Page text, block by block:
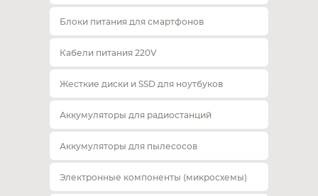
Блоки питания для смартфонов
Кабели питания 220V
Жесткие диски и SSD для ноутбуков
Аккумуляторы для радиостанций
Аккумуляторы для пылесосов
Электронные компоненты (микросхемы)